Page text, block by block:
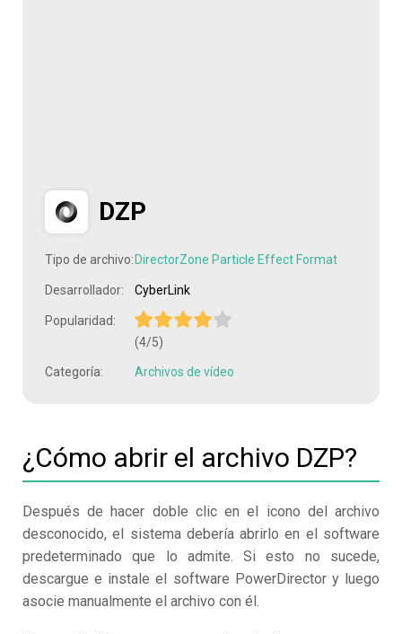
DZP
Tipo de archivo: DirectorZone Particle Effect Format
Desarrollador: CyberLink
Popularidad:
(4/5)
Categoría: Archivos de vídeo
¿Cómo abrir el archivo DZP?
Después de hacer doble clic en el icono del archivo
desconocido, el sistema debería abrirlo en el software
predeterminado que lo admite. Si esto no sucede,
descargue e instale el software PowerDirector y luego
asocie manualmente el archivo con él.